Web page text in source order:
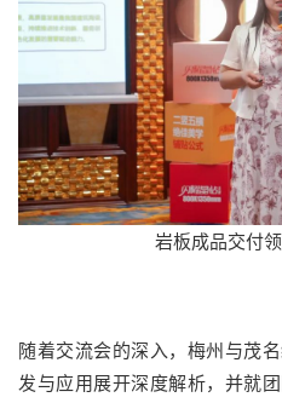
岩板成品交付
随着交流会的深入，梅州与茂
发与应用展开深度解析，并就